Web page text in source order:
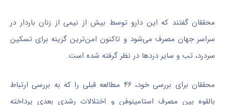
محققان گفتند که این دارو توسط بیش از نیمی از زنان باردار در
سراسر جهان مصرف می‌شود و تاکنون امن‌ترین گزینه برای تسکین
سردرد، تب و سایر دردها در نظر گرفته شده است.
محققان برای بررسی خود، ۴۶ مطالعه قبلی را که به بررسی ارتباط
بالقوه بین مصرف استامینوفن و اختلالات رشدی بعدی پرداخته